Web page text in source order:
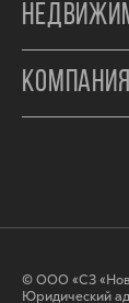
КОМПАНИЯ
© ООО «СЗ
Юридический